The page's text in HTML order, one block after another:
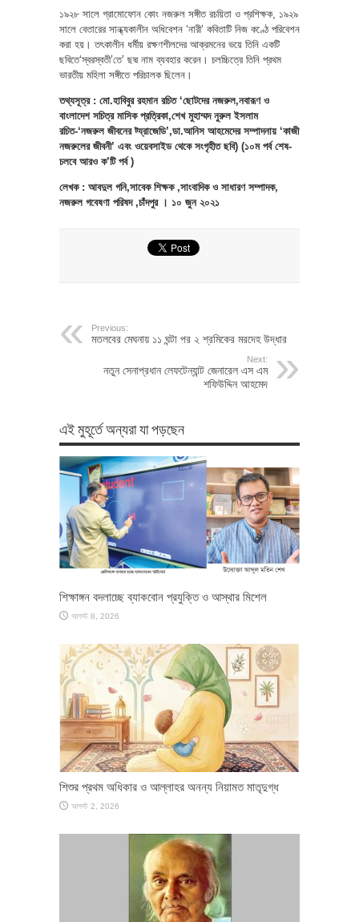
১৯২৮ সালে গ্রামোফোন কোং নজরুল সঙ্গীত রচয়িতা ও প্রশিক্ষক, ১৯২৯
সালে বেতারের সান্ধ্যকালীন অধিবেশন ‘নারী’ কবিতাটি নিজ কণ্ঠে পরিবেশন
করা হয়। তৎকালীন ধর্মীয় রক্ষণশীলদের আক্রমনের ভয়ে তিনি একটি
ছবিতে‘স্বরস্বতী’তে’ ছদ্ম নাম ব্যবহার করেন। চলচ্চিত্রে তিনি প্রথম
ভারতীয় মহিলা সঙ্গীতে পরিচালক ছিলেন।
তথ্যসূত্র : মো.হাবিবুর রহমান রচিত ‘ছোটদের নজরুল,নবারূণ ও
বাংলাদেশ সচিত্র মাসিক প্রত্রিকা,শেখ মুহাম্মদ নুরুল ইসলাম
রচিত-‘নজরুল জীবনের ট্য্রাজেডি’,ডা.আনিস আহমেদের সম্পাদনায় ‘কাজী
নজরুলের জীবনী’ এবং ওয়েবসাইড থেকে সংগৃহীত ছবি) (১০ম পর্ব শেষ-
চলবে আরও ক’টি পর্ব )
লেখক : আবদুল গনি,সাবেক শিক্ষক ,সাংবাদিক ও সাধারণ সম্পাদক,
নজরুল গবেষণা পরিষদ ,চাঁদপুর । ১০ জুন ২০২১
Previous:
মতলবের মেঘনায় ১১ ঘন্টা পর ২ শ্রমিকের মরদেহ উদ্ধার
Next:
নতুন সেনাপ্রধান লেফটেন্যান্ট জেনারেল এস এম
শফিউদ্দিন আহমেদ
এই মুহূর্তে অন্যরা যা পড়ছেন
শিক্ষাঙ্গন বদলাচ্ছে ব্যাকবোন প্রযুক্তি ও আস্থার মিশেল
আগস্ট 8, 2026
শিশুর প্রথম অধিকার ও আল্লাহর অনন্য নিয়ামত মাতৃদুগ্ধ
আগস্ট 2, 2026